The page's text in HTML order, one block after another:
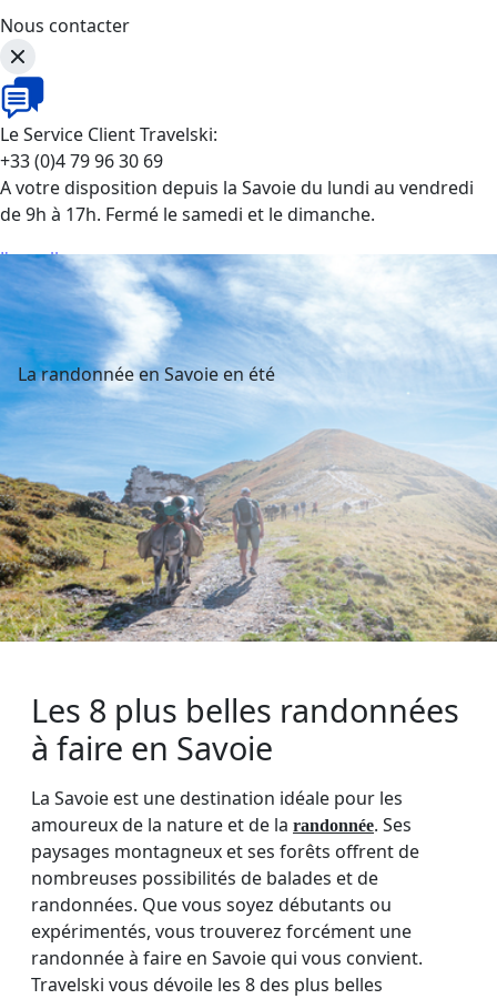
Nous contacter
Le Service Client Travelski:
+33 (0)4 79 96 30 69
A votre disposition depuis la Savoie du lundi au vendredi
de 9h à 17h. Fermé le samedi et le dimanche.
J'appelle
La randonnée en Savoie en été
Les 8 plus belles randonnées
à faire en Savoie
La Savoie est une destination idéale pour les
amoureux de la nature et de la randonnée. Ses
paysages montagneux et ses forêts offrent de
nombreuses possibilités de balades et de
randonnées. Que vous soyez débutants ou
expérimentés, vous trouverez forcément une
randonnée à faire en Savoie qui vous convient.
Travelski vous dévoile les 8 des plus belles